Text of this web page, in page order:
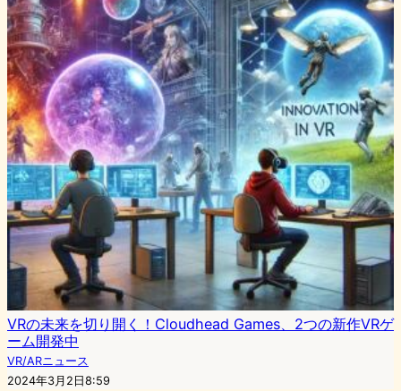
VRの未来を切り開く！Cloudhead Games、2つの新作VRゲ
ーム開発中
VR/ARニュース
2024年3月2日8:59